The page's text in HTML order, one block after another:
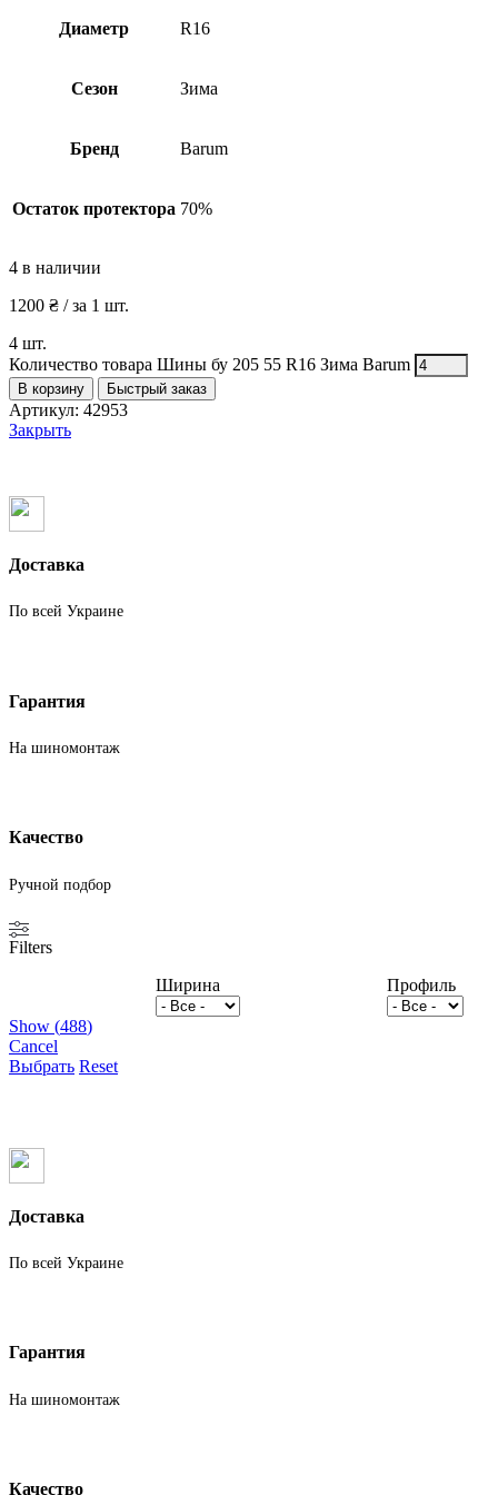
Диаметр R16
Сезон Зима
Бренд Barum
Остаток протектора 70%
4 в наличии
1200 ₴ / за 1 шт.
4 шт.
Количество товара Шины бу 205 55 R16 Зима Barum
В корзину Быстрый заказ
Артикул: 42953
Закрыть
Доставка
По всей Украине
Гарантия
На шиномонтаж
Качество
Ручной подбор
Filters
Ширина
Профиль
Show (488)
Cancel
Выбрать Reset
Доставка
По всей Украине
Гарантия
На шиномонтаж
Качество